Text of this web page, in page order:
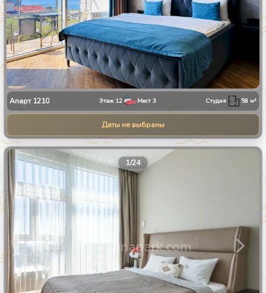
Апарт 1210 Этаж 12 Мест 3 Студия 58 м²
Даты не выбраны
1/24